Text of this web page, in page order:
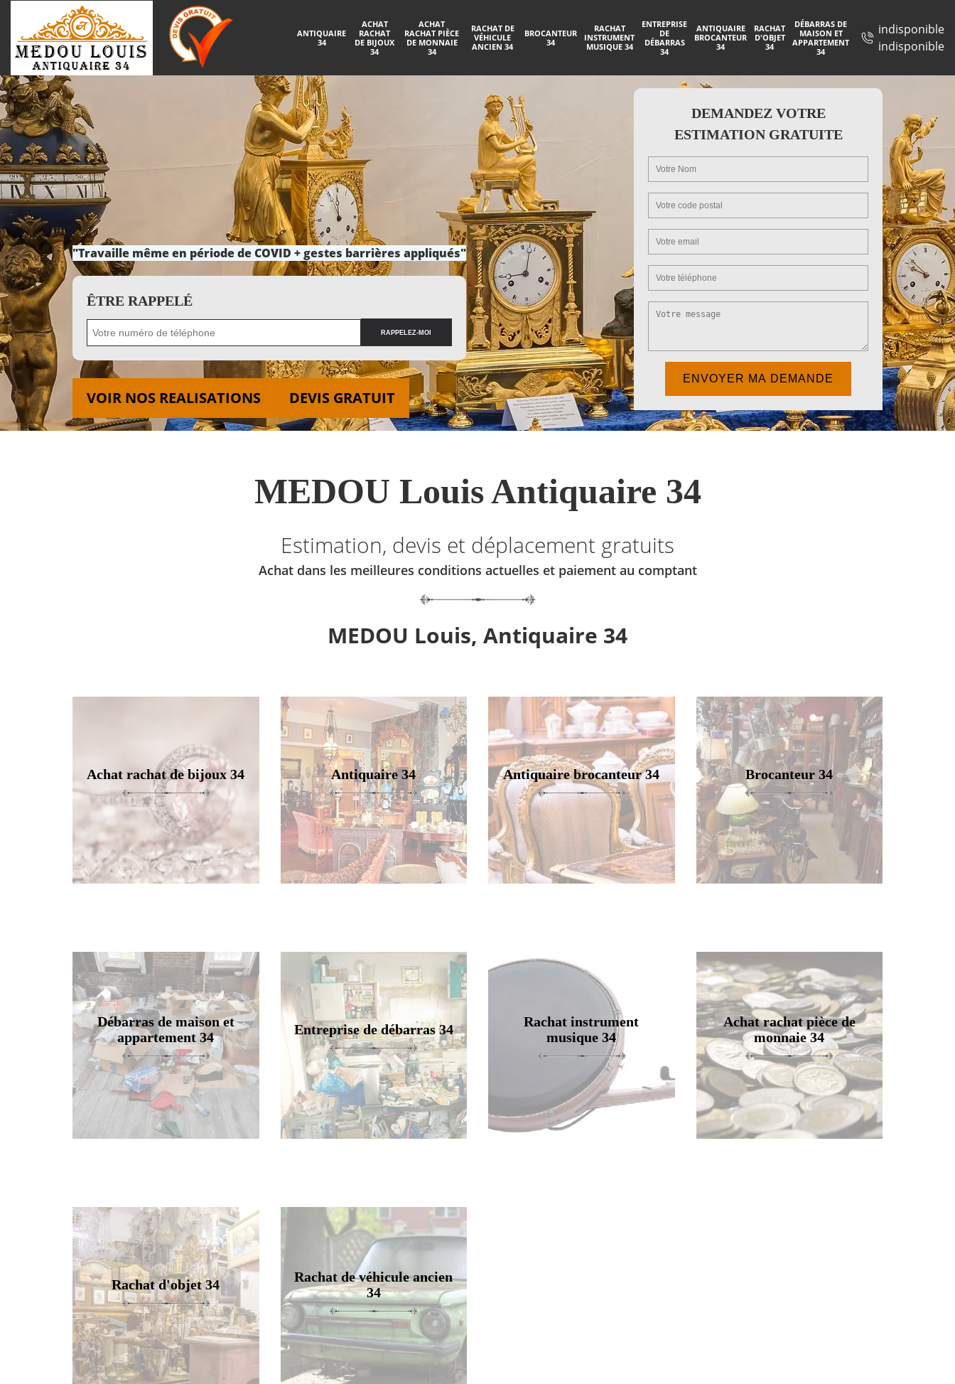
ANTIQUAIRE
34
ACHAT
RACHAT
DE BIJOUX
34
ACHAT
RACHAT PIÈCE
DE MONNAIE
34
RACHAT DE
VÉHICULE
ANCIEN 34
BROCANTEUR
34
RACHAT
INSTRUMENT
MUSIQUE 34
ENTREPRISE
DE
DÉBARRAS
34
ANTIQUAIRE
BROCANTEUR
34
RACHAT
D'OBJET
34
DÉBARRAS DE
MAISON ET
APPARTEMENT
34
indisponible
indisponible
"Travaille même en période de COVID + gestes barrières appliqués"
ÊTRE RAPPELÉ
VOIR NOS REALISATIONS DEVIS GRATUIT
DEMANDEZ VOTRE
ESTIMATION GRATUITE
MEDOU Louis Antiquaire 34
Estimation, devis et déplacement gratuits
Achat dans les meilleures conditions actuelles et paiement au comptant
MEDOU Louis, Antiquaire 34
Achat rachat de bijoux 34 Antiquaire 34 Antiquaire brocanteur 34 Brocanteur 34
Débarras de maison et
appartement 34
Entreprise de débarras 34
Rachat instrument
musique 34
Achat rachat pièce de
monnaie 34
Rachat d'objet 34
Rachat de véhicule ancien
34